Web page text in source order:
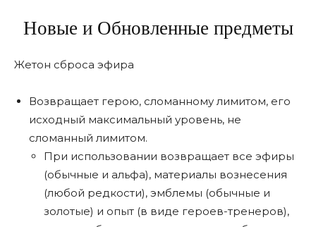
Новые и Обновленные предметы
Жетон сброса эфира
Возвращает герою, сломанному лимитом, его
исходный максимальный уровень, не
сломанный лимитом.
При использовании возвращает все эфиры
(обычные и альфа), материалы вознесения
(любой редкости), эмблемы (обычные и
золотые) и опыт (в виде героев-тренеров),